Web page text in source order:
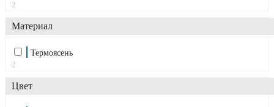
2
Материал
Термоясень
2
Цвет